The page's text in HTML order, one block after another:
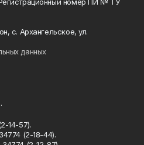
с. Архангельское, ул.
данных
14-57).
(2-18-44).